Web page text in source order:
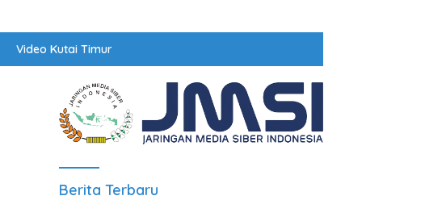
Video Kutai Timur
Berita Terbaru